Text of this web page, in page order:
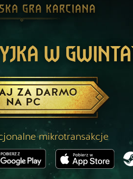
W
ZA DARMO
NA PC
mikrotransakcje